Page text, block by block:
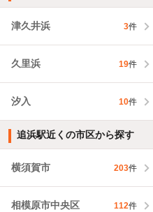
津久井浜 3件
久里浜 19件
汐入 10件
追浜駅近くの市区から探す
横須賀市 203件
相模原市中央区 112件